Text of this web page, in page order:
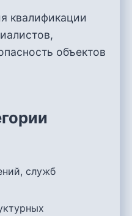
квалификации
объектов
служб